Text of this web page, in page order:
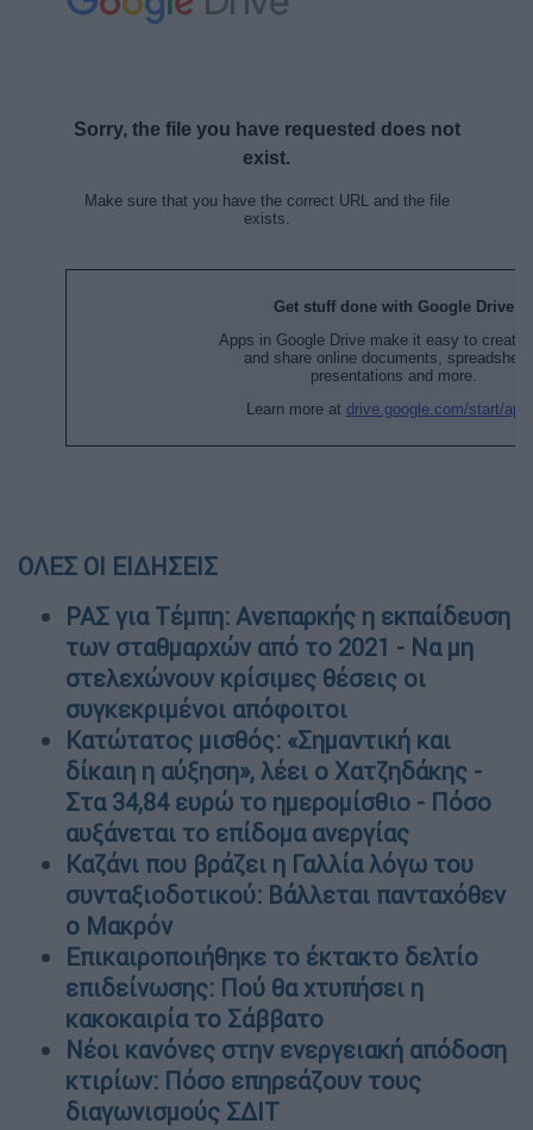
ΟΛΕΣ ΟΙ ΕΙΔΗΣΕΙΣ
ΡΑΣ για Τέμπη: Ανεπαρκής η εκπαίδευση
των σταθμαρχών από το 2021 - Να μη
στελεχώνουν κρίσιμες θέσεις οι
συγκεκριμένοι απόφοιτοι
Κατώτατος μισθός: «Σημαντική και
δίκαιη η αύξηση», λέει ο Χατζηδάκης -
Στα 34,84 ευρώ το ημερομίσθιο - Πόσο
αυξάνεται το επίδομα ανεργίας
Καζάνι που βράζει η Γαλλία λόγω του
συνταξιοδοτικού: Βάλλεται πανταχόθεν
ο Μακρόν
Επικαιροποιήθηκε το έκτακτο δελτίο
επιδείνωσης: Πού θα χτυπήσει η
κακοκαιρία το Σάββατο
Νέοι κανόνες στην ενεργειακή απόδοση
κτιρίων: Πόσο επηρεάζουν τους
διαγωνισμούς ΣΔΙΤ